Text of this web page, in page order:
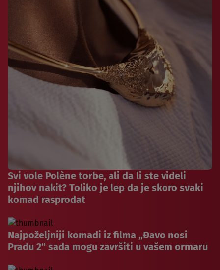
Svi vole Polène torbe, ali da li ste videli
njihov nakit? Toliko je lep da je skoro svaki
komad rasprodat
Najpoželjniji komadi iz filma „Đavo nosi
Pradu 2“ sada mogu završiti u vašem ormaru